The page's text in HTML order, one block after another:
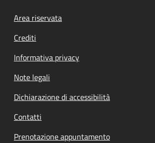
Footer menu
Area riservata
Crediti
Informativa privacy
Note legali
Dichiarazione di accessibilità
Contatti
Prenotazione appuntamento